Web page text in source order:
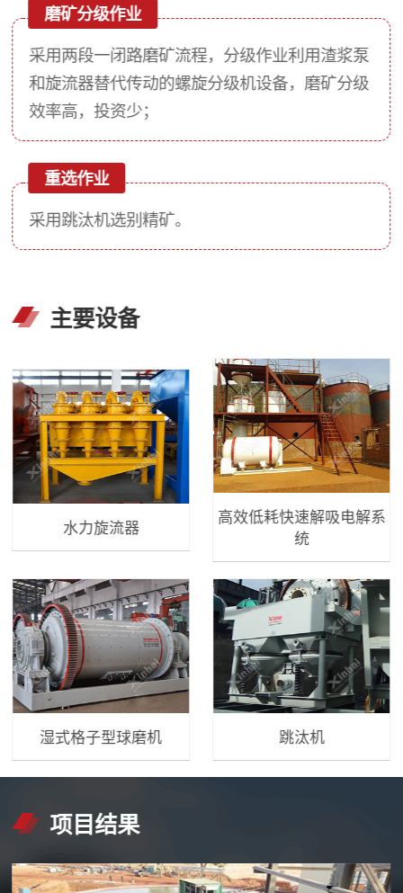
磨矿分级作业
采用两段一闭路磨矿流程，分级作业利用渣浆泵
和旋流器替代传动的螺旋分级机设备，磨矿分级
效率高，投资少；
重选作业
采用跳汰机选别精矿。
主要设备
水力旋流器
高效低耗快速解吸电解系
统
湿式格子型球磨机 跳汰机
项目结果